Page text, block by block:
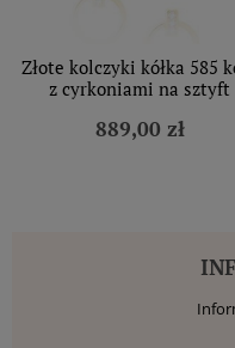
Złote kolczyki kółka 585
z cyrkoniami na sztyft
889,00 zł